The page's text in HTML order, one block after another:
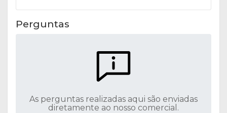
Perguntas
As perguntas realizadas aqui são enviadas
diretamente ao nosso comercial.